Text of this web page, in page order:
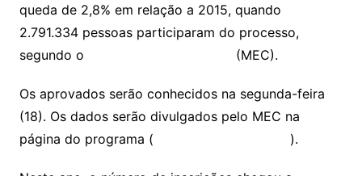
queda de 2,8% em relação a 2015, quando
2.791.334 pessoas participaram do processo,
segundo o
(MEC).
Os aprovados serão conhecidos na segunda-feira
(18). Os dados serão divulgados pelo MEC na
página do programa (
).